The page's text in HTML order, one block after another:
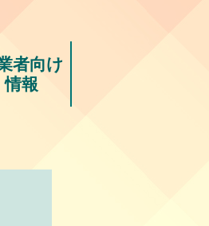
者向け
情報